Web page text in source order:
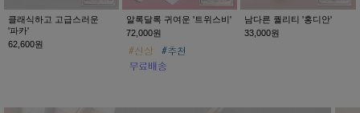
클래식하고 고급스러운
'파카'
62,600원
알록달록 귀여운 '트위스비'
72,000원
남다른 퀄리티 '홍디안'
33,000원